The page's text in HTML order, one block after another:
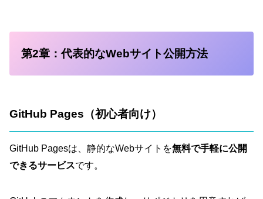
第2章：代表的なWebサイト公開方法
GitHub Pages（初心者向け）
GitHub Pagesは、静的なWebサイトを無料で手軽に公開
できるサービスです。